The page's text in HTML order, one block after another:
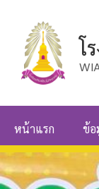
โ
หน้าแรก ข้